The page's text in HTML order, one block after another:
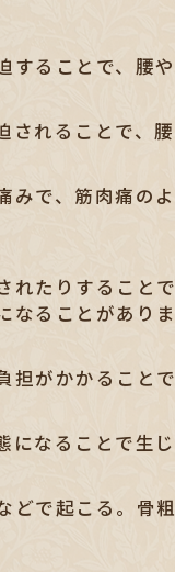
することで、腰
されることで、
みで、筋肉痛の
れたりすること
ることがありま
担がかかること
なることで生じ
どで起こる。骨